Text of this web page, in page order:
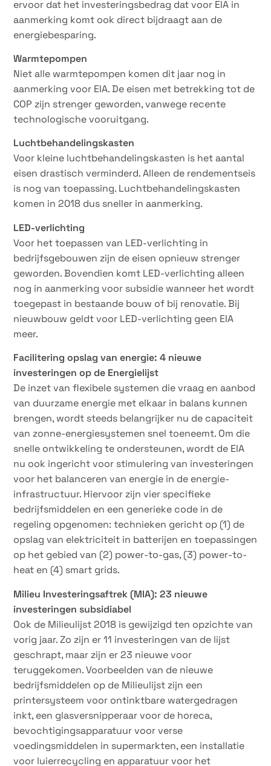
ervoor dat het investeringsbedrag dat voor EIA in
aanmerking komt ook direct bijdraagt aan de
energiebesparing.
Warmtepompen
Niet alle warmtepompen komen dit jaar nog in
aanmerking voor EIA. De eisen met betrekking tot de
COP zijn strenger geworden, vanwege recente
technologische vooruitgang.
Luchtbehandelingskasten
Voor kleine luchtbehandelingskasten is het aantal
eisen drastisch verminderd. Alleen de rendementseis
is nog van toepassing. Luchtbehandelingskasten
komen in 2018 dus sneller in aanmerking.
LED-verlichting
Voor het toepassen van LED-verlichting in
bedrijfsgebouwen zijn de eisen opnieuw strenger
geworden. Bovendien komt LED-verlichting alleen
nog in aanmerking voor subsidie wanneer het wordt
toegepast in bestaande bouw of bij renovatie. Bij
nieuwbouw geldt voor LED-verlichting geen EIA
meer.
Facilitering opslag van energie: 4 nieuwe
investeringen op de Energielijst
De inzet van flexibele systemen die vraag en aanbod
van duurzame energie met elkaar in balans kunnen
brengen, wordt steeds belangrijker nu de capaciteit
van zonne-energiesystemen snel toeneemt. Om die
snelle ontwikkeling te ondersteunen, wordt de EIA
nu ook ingericht voor stimulering van investeringen
voor het balanceren van energie in de energie-
infrastructuur. Hiervoor zijn vier specifieke
bedrijfsmiddelen en een generieke code in de
regeling opgenomen: technieken gericht op (1) de
opslag van elektriciteit in batterijen en toepassingen
op het gebied van (2) power-to-gas, (3) power-to-
heat en (4) smart grids.
Milieu Investeringsaftrek (MIA): 23 nieuwe
investeringen subsidiabel
Ook de Milieulijst 2018 is gewijzigd ten opzichte van
vorig jaar. Zo zijn er 11 investeringen van de lijst
geschrapt, maar zijn er 23 nieuwe voor
teruggekomen. Voorbeelden van de nieuwe
bedrijfsmiddelen op de Milieulijst zijn een
printersysteem voor ontinktbare watergedragen
inkt, een glasversnipperaar voor de horeca,
bevochtigingsapparatuur voor verse
voedingsmiddelen in supermarkten, een installatie
voor luierrecycling en apparatuur voor het